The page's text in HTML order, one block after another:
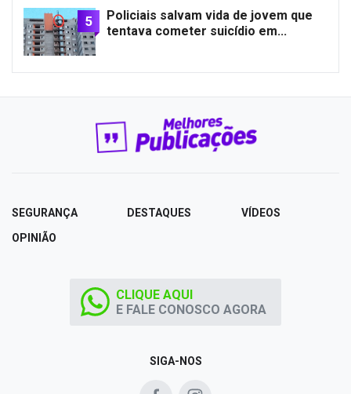
5
Policiais salvam vida de jovem que
tentava cometer suicídio em...
SEGURANÇA DESTAQUES
VÍDEOS
OPINIÃO
SIGA-NOS
CLIQUE AQUI
E FALE CONOSCO AGORA